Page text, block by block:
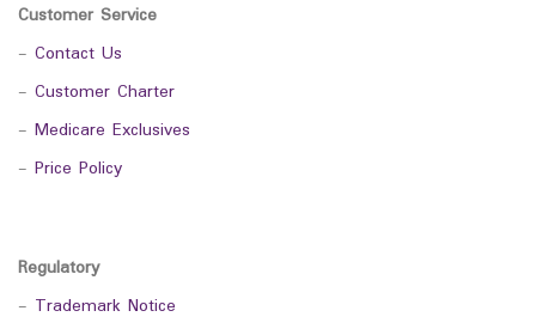
Customer Service
- Contact Us
- Customer Charter
- Medicare Exclusives
- Price Policy
Regulatory
- Trademark Notice